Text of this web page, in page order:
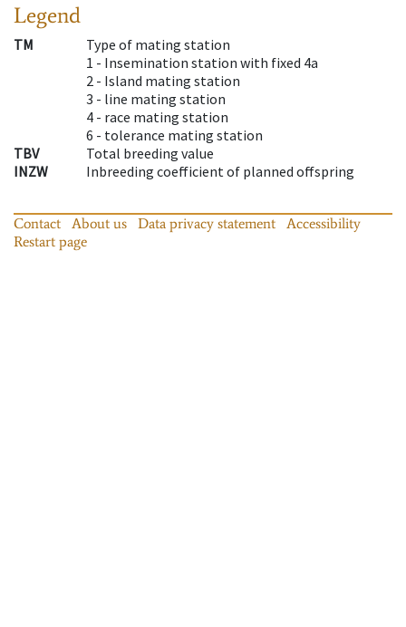
Legend
TM
Type of mating station
1 - Insemination station with fixed 4a
2 - Island mating station
3 - line mating station
4 - race mating station
6 - tolerance mating station
TBV
Total breeding value
INZW
Inbreeding coefficient of planned offspring
Contact About us Data privacy statement
Accessibility
Restart page